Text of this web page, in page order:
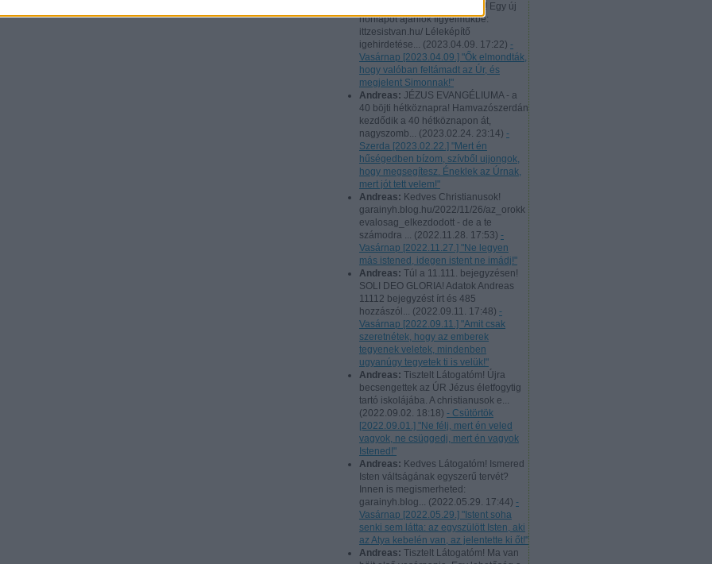
Tisztelt Látogatóim! Egy új
honlapot ajánlok figyelmükbe:
ittzesistvan.hu/ Léleképítő
igehirdetése... (2023.04.09. 17:22) -
Vasárnap [2023.04.09.] "Ők elmondták,
hogy valóban feltámadt az Úr, és
megjelent Simonnak!"
Andreas: JÉZUS EVANGÉLIUMA - a
40 böjti hétköznapra! Hamvazószerdán
kezdődik a 40 hétköznapon át,
nagyszomb... (2023.02.24. 23:14) -
Szerda [2023.02.22.] "Mert én
hűségedben bízom, szívből ujjongok,
hogy megsegítesz. Éneklek az Úrnak,
mert jót tett velem!"
Andreas: Kedves Christianusok!
garainyh.blog.hu/2022/11/26/az_orokk
evalosag_elkezdodott - de a te
számodra ... (2022.11.28. 17:53) -
Vasárnap [2022.11.27.] "Ne legyen
más istened, idegen istent ne imádj!"
Andreas: Túl a 11.111. bejegyzésen!
SOLI DEO GLORIA! Adatok Andreas
11112 bejegyzést írt és 485
hozzászól... (2022.09.11. 17:48) -
Vasárnap [2022.09.11.] "Amit csak
szeretnétek, hogy az emberek
tegyenek veletek, mindenben
ugyanúgy tegyetek ti is velük!"
Andreas: Tisztelt Látogatóm! Újra
becsengettek az ÚR Jézus életfogytig
tartó iskolájába. A christianusok e...
(2022.09.02. 18:18) - Csütörtök
[2022.09.01.] "Ne félj, mert én veled
vagyok, ne csüggedj, mert én vagyok
Istened!"
Andreas: Kedves Látogatóm! Ismered
Isten váltságának egyszerű tervét?
Innen is megismerheted:
garainyh.blog... (2022.05.29. 17:44) -
Vasárnap [2022.05.29.] "Istent soha
senki sem látta: az egyszülött Isten, aki
az Atya kebelén van, az jelentette ki őt!"
Andreas: Tisztelt Látogatóm! Ma van